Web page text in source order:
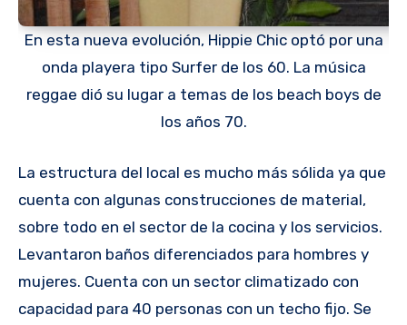
En esta nueva evolución, Hippie Chic optó por una
onda playera tipo Surfer de los 60. La música
reggae dió su lugar a temas de los beach boys de
los años 70.
La estructura del local es mucho más sólida ya que
cuenta con algunas construcciones de material,
sobre todo en el sector de la cocina y los servicios.
Levantaron baños diferenciados para hombres y
mujeres. Cuenta con un sector climatizado con
capacidad para 40 personas con un techo fijo. Se